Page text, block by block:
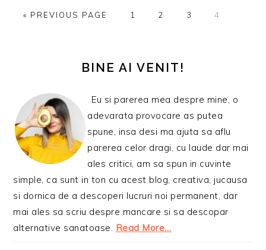
« GO
PREVIOUS PAGE PAGINĂ
1 PAGINĂ
2 PAGINĂ
3 PAGINĂ
4
PRINCIPALĂBINE AI VENIT!
Eu si parerea mea despre mine, o
adevarata provocare as putea
spune, insa desi ma ajuta sa aflu
parerea celor dragi, cu laude dar mai
ales critici, am sa spun in cuvinte
simple, ca sunt in ton cu acest blog, creativa, jucausa
si dornica de a descoperi lucruri noi permanent, dar
mai ales sa scriu despre mancare si sa descopar
alternative sanatoase. Read More…